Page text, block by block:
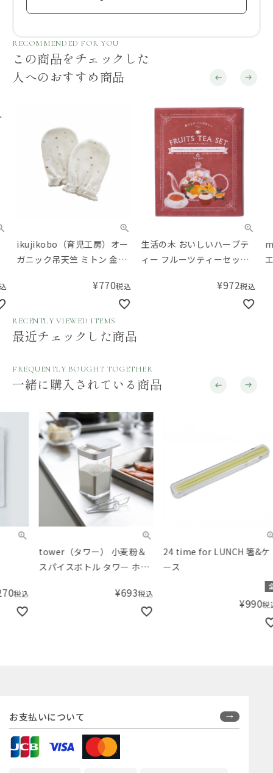
RECOMMENDED FOR YOU
この商品をチェックした
人へのおすすめ商品
ikujikobo（育児工房）オー
ガニック吊天竺 ミトン 金平
770税込
生活の木 おいしいハーブテ
ィー フルーツティーセット
972税込
エ
RECENTLY VIEWED ITEMS
最近チェックした商品
FREQUENTLY BOUGHT TOGETHER
一緒に購入されている商品
tower（タワー） 小麦粉＆
スパイスボトル タワー ホワ
税込
24 time for LUNCH 箸&ケ
ース
税込
お支払いについて